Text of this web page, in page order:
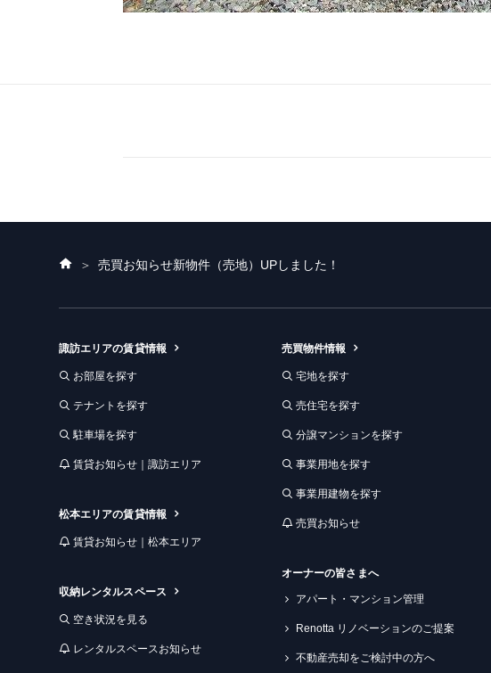
ホ
ム
売買お知らせ新物件（売地）UPしました！
諏訪エリアの賃貸情報
お部屋を探す
テナントを探す
駐車場を探す
賃貸お知らせ｜諏訪エリア
松本エリアの賃貸情報
賃貸お知らせ｜松本エリア
収納レンタルスペース
空き状況を見る
レンタルスペースお知らせ
売買物件情報
宅地を探す
売住宅を探す
分譲マンションを探す
事業用地を探す
事業用建物を探す
売買お知らせ
オーナーの皆さまへ
アパート・マンション管理
Renotta リノベーションのご提案
不動産売却をご検討中の方へ